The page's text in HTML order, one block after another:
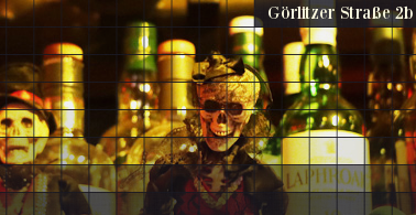
Görlitzer Straße 2b